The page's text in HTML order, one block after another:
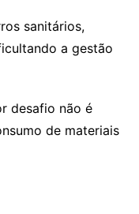
sanitários,
a gestão
desafio não é
de materiais